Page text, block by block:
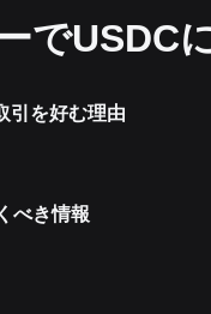
でUSDC
引を好む理由
べき情報